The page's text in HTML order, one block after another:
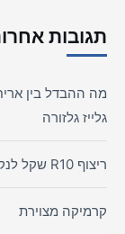
תגובות
מה ההבדל בין אריח
גלייז גלזורה
ריצוף R10 שקל לנקותו
קרמיקה מצוירת